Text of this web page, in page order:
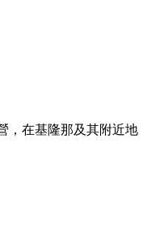
，在基隆那及其附近地